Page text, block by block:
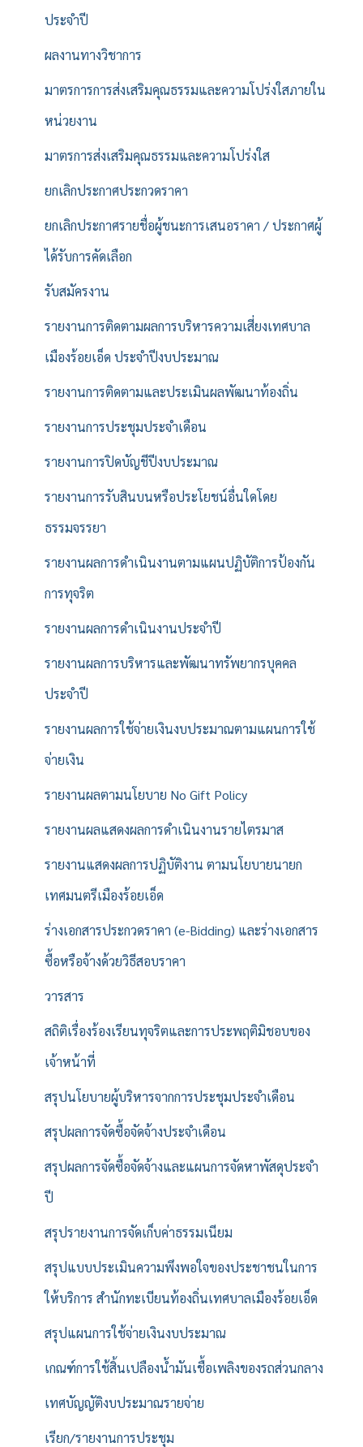
ประจำปี
ผลงานทางวิชาการ
มาตรการการส่งเสริมคุณธรรมและความโปร่งใสภายใน
หน่วยงาน
มาตรการส่งเสริมคุณธรรมและความโปร่งใส
ยกเลิกประกาศประกวดราคา
ยกเลิกประกาศรายชื่อผู้ชนะการเสนอราคา / ประกาศผู้
ได้รับการคัดเลือก
รับสมัครงาน
รายงานการติดตามผลการบริหารความเสี่ยงเทศบาล
เมืองร้อยเอ็ด ประจำปีงบประมาณ
รายงานการติดตามและประเมินผลพัฒนาท้องถิ่น
รายงานการประชุมประจำเดือน
รายงานการปิดบัญชีปีงบประมาณ
รายงานการรับสินบนหรือประโยชน์อื่นใดโดย
ธรรมจรรยา
รายงานผลการดำเนินงานตามแผนปฏิบัติการป้องกัน
การทุจริต
รายงานผลการดำเนินงานประจำปี
รายงานผลการบริหารและพัฒนาทรัพยากรบุคคล
ประจำปี
รายงานผลการใช้จ่ายเงินงบประมาณตามแผนการใช้
จ่ายเงิน
รายงานผลตามนโยบาย No Gift Policy
รายงานผลแสดงผลการดำเนินงานรายไตรมาส
รายงานแสดงผลการปฏิบัติงาน ตามนโยบายนายก
เทศมนตรีเมืองร้อยเอ็ด
ร่างเอกสารประกวดราคา (e-Bidding) และร่างเอกสาร
ซื้อหรือจ้างด้วยวิธีสอบราคา
วารสาร
สถิติเรื่องร้องเรียนทุจริตและการประพฤติมิชอบของ
เจ้าหน้าที่
สรุปนโยบายผู้บริหารจากการประชุมประจำเดือน
สรุปผลการจัดซื้อจัดจ้างประจำเดือน
สรุปผลการจัดซื้อจัดจ้างและแผนการจัดหาพัสดุประจำ
ปี
สรุปรายงานการจัดเก็บค่าธรรมเนียม
สรุปแบบประเมินความพึงพอใจของประชาชนในการ
ให้บริการ สำนักทะเบียนท้องถิ่นเทศบาลเมืองร้อยเอ็ด
สรุปแผนการใช้จ่ายเงินงบประมาณ
เกณฑ์การใช้สิ้นเปลืองน้ำมันเชื้อเพลิงของรถส่วนกลาง
เทศบัญญัติงบประมาณรายจ่าย
เรียก/รายงานการประชุม